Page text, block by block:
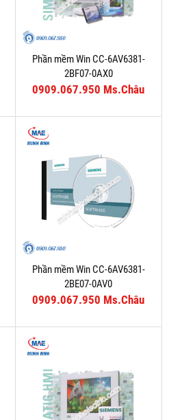
Phần mềm Win CC-6AV6381-
2BF07-0AX0
0909.067.950 Ms.Châu
Phần mềm Win CC-6AV6381-
2BE07-0AV0
0909.067.950 Ms.Châu